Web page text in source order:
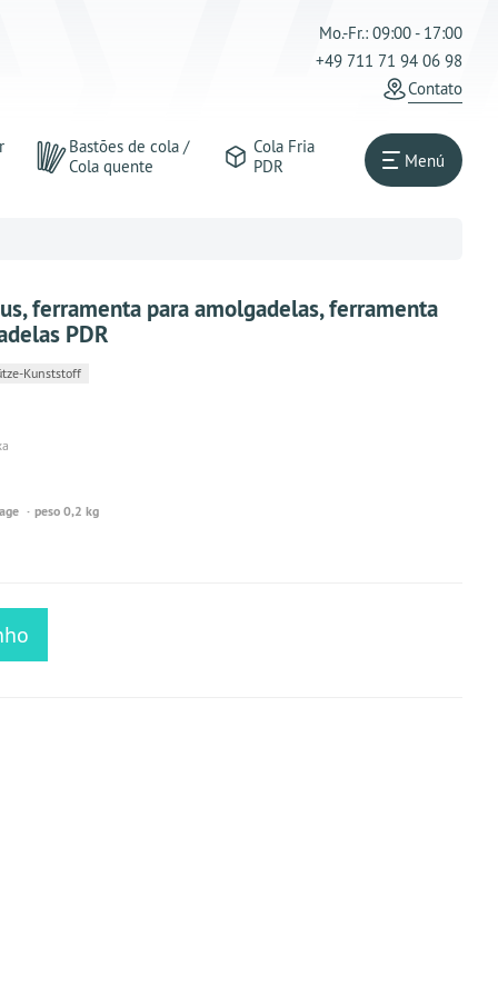
Mo.-Fr.: 09:00 - 17:00
+49 711 71 94 06 98
Contato
Bastões de cola /
Cola quente
Cola Fria
PDR
Menú
ferramenta para amolgadelas, ferramenta
PDR
Kunststoff
peso 0,2 kg